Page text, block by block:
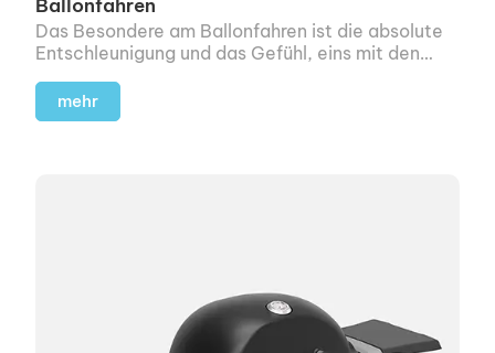
Ballonfahren
Das Besondere am Ballonfahren ist die absolute
Entschleunigung und das Gefühl, eins mit den
mehr